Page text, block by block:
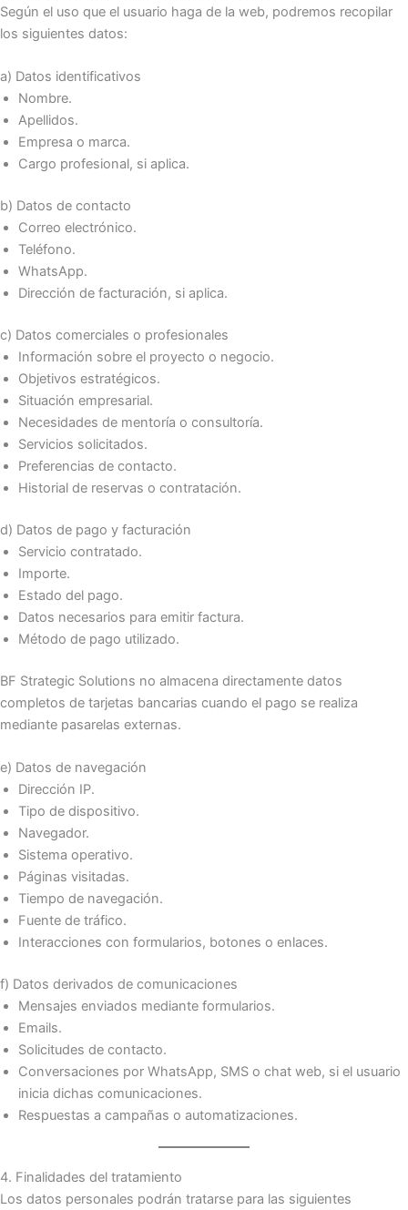
Según el uso que el usuario haga de la web, podremos recopilar
los siguientes datos:
a) Datos identificativos
Nombre.
Apellidos.
Empresa o marca.
Cargo profesional, si aplica.
b) Datos de contacto
Correo electrónico.
Teléfono.
WhatsApp.
Dirección de facturación, si aplica.
c) Datos comerciales o profesionales
Información sobre el proyecto o negocio.
Objetivos estratégicos.
Situación empresarial.
Necesidades de mentoría o consultoría.
Servicios solicitados.
Preferencias de contacto.
Historial de reservas o contratación.
d) Datos de pago y facturación
Servicio contratado.
Importe.
Estado del pago.
Datos necesarios para emitir factura.
Método de pago utilizado.
BF Strategic Solutions no almacena directamente datos
completos de tarjetas bancarias cuando el pago se realiza
mediante pasarelas externas.
e) Datos de navegación
Dirección IP.
Tipo de dispositivo.
Navegador.
Sistema operativo.
Páginas visitadas.
Tiempo de navegación.
Fuente de tráfico.
Interacciones con formularios, botones o enlaces.
f) Datos derivados de comunicaciones
Mensajes enviados mediante formularios.
Emails.
Solicitudes de contacto.
Conversaciones por WhatsApp, SMS o chat web, si el usuario
inicia dichas comunicaciones.
Respuestas a campañas o automatizaciones.
4. Finalidades del tratamiento
Los datos personales podrán tratarse para las siguientes